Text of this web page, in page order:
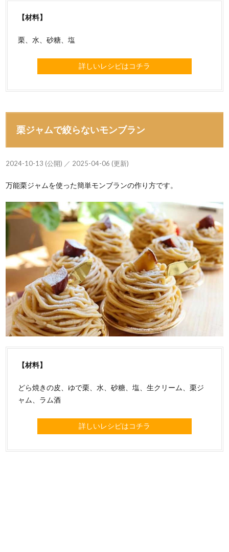
【材料】
栗、水、砂糖、塩
詳しいレシピはコチラ
栗ジャムで絞らないモンブラン
2024-10-13 (公開) ／ 2025-04-06 (更新)
万能栗ジャムを使った簡単モンブランの作り方です。
【材料】
どら焼きの皮、ゆで栗、水、砂糖、塩、生クリーム、栗ジ
ャム、ラム酒
詳しいレシピはコチラ